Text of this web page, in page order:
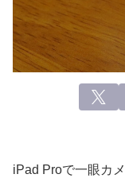
iPad Proで一眼カ